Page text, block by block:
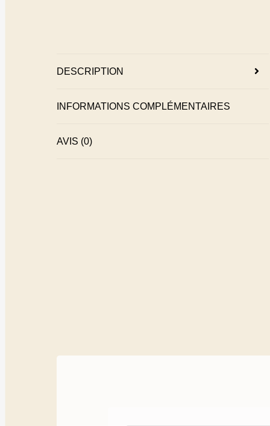
DESCRIPTION
INFORMATIONS COMPLÉMENTAIRES
AVIS (0)